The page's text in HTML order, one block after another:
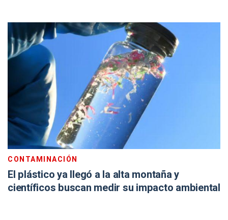
CONTAMINACIÓN
El plástico ya llegó a la alta montaña y
científicos buscan medir su impacto ambiental